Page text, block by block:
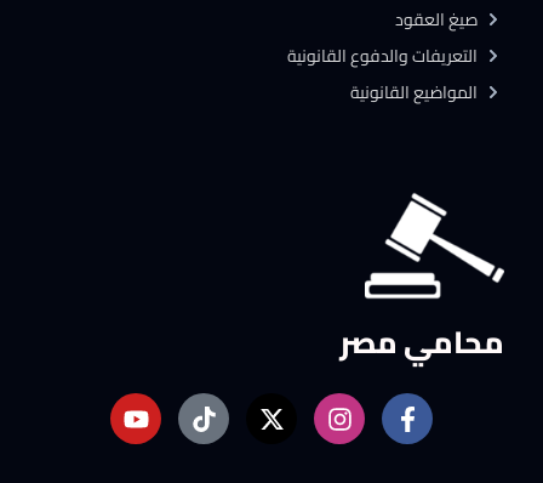
محامي مصر
صيغ العقود
التعريفات والدفوع القانونية
المواضيع القانونية